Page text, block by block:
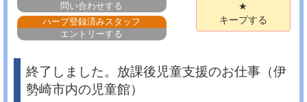
問い合わせする
ハープ登録済みスタッフ
エントリーする
★
キープする
終了しました。放課後児童支援のお仕事（伊
勢崎市内の児童館）